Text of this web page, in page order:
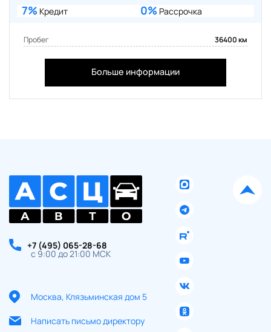
7% Кредит 0% Рассрочка
Пробег 36400 км
Больше информации
+7 (495) 065-28-68
с 9:00 до 21:00 МСК
Москва, Клязьминская дом 5
Написать письмо директору